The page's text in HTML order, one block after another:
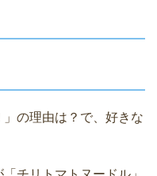
の理由は？で、好きな